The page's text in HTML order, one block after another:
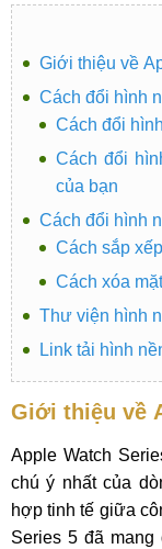
Giới thiệu về
Cách đổi hình
Cách đổi
Cách đổi
của bạn
Cách đổi hình
Cách sắp
Cách xóa
Thư viện hình
Link tải hình
Giới thiệu về
Apple Watch
chú ý nhất của
hợp tinh tế giữa
Series 5 đã